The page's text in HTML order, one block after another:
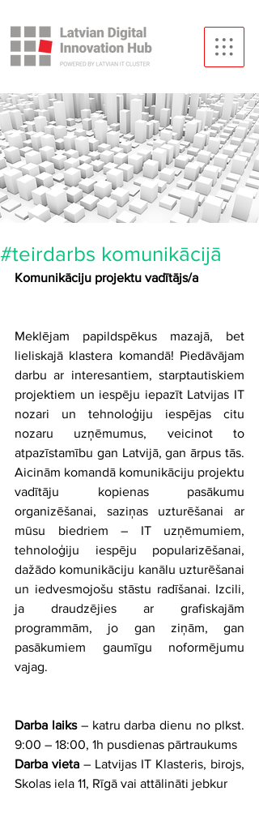
#teirdarbs komunikācijā
Komunikāciju projektu vadītājs/a
Meklējam papildspēkus mazajā, bet
lieliskajā klastera komandā! Piedāvājam
darbu ar interesantiem, starptautiskiem
projektiem un iespēju iepazīt Latvijas IT
nozari un tehnoloģiju iespējas citu
nozaru uzņēmumus, veicinot to
atpazīstamību gan Latvijā, gan ārpus tās.
Aicinām komandā komunikāciju projektu
vadītāju kopienas pasākumu
organizēšanai, saziņas uzturēšanai ar
mūsu biedriem – IT uzņēmumiem,
tehnoloģiju iespēju popularizēšanai,
dažādo komunikāciju kanālu uzturēšanai
un iedvesmojošu stāstu radīšanai. Izcili,
ja draudzējies ar grafiskajām
programmām, jo gan ziņām, gan
pasākumiem gaumīgu noformējumu
vajag.
Darba laiks – katru darba dienu no plkst.
9:00 – 18:00, 1h pusdienas pārtraukums
Darba vieta – Latvijas IT Klasteris, birojs,
Skolas iela 11, Rīgā vai attālināti jebkur